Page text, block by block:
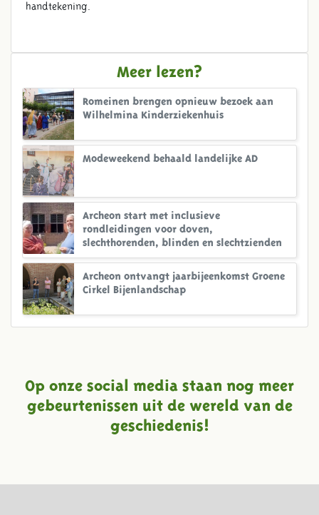
handtekening.
Meer lezen?
Romeinen brengen opnieuw bezoek aan
Wilhelmina Kinderziekenhuis
Modeweekend behaald landelijke AD
Archeon start met inclusieve
rondleidingen voor doven,
slechthorenden, blinden en slechtzienden
Archeon ontvangt jaarbijeenkomst Groene
Cirkel Bijenlandschap
Op onze social media staan nog meer
gebeurtenissen uit de wereld van de
geschiedenis!